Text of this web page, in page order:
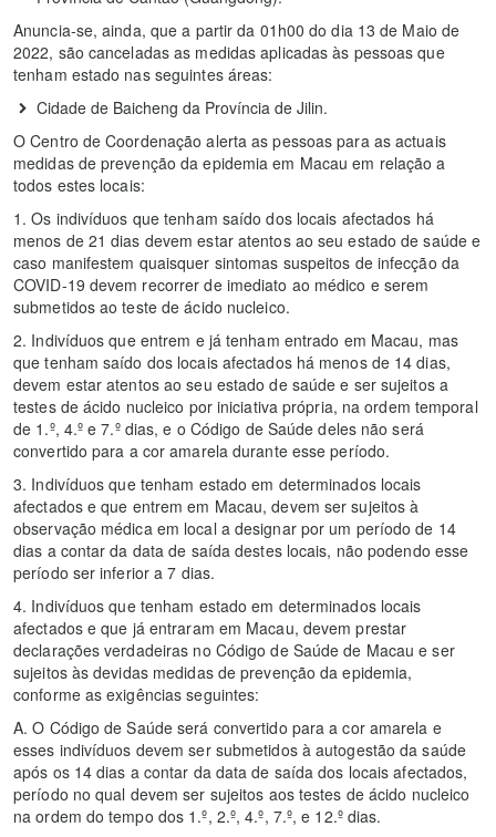
Anuncia-se, ainda, que a partir da 01h00 do dia 13 de Maio de
2022, são canceladas as medidas aplicadas às pessoas que
tenham estado nas seguintes áreas:
Cidade de Baicheng da Província de Jilin.
O Centro de Coordenação alerta as pessoas para as actuais
medidas de prevenção da epidemia em Macau em relação a
todos estes locais:
1. Os indivíduos que tenham saído dos locais afectados há
menos de 21 dias devem estar atentos ao seu estado de saúde e
caso manifestem quaisquer sintomas suspeitos de infecção da
COVID-19 devem recorrer de imediato ao médico e serem
submetidos ao teste de ácido nucleico.
2. Indivíduos que entrem e já tenham entrado em Macau, mas
que tenham saído dos locais afectados há menos de 14 dias,
devem estar atentos ao seu estado de saúde e ser sujeitos a
testes de ácido nucleico por iniciativa própria, na ordem temporal
de 1.º, 4.º e 7.º dias, e o Código de Saúde deles não será
convertido para a cor amarela durante esse período.
3. Indivíduos que tenham estado em determinados locais
afectados e que entrem em Macau, devem ser sujeitos à
observação médica em local a designar por um período de 14
dias a contar da data de saída destes locais, não podendo esse
período ser inferior a 7 dias.
4. Indivíduos que tenham estado em determinados locais
afectados e que já entraram em Macau, devem prestar
declarações verdadeiras no Código de Saúde de Macau e ser
sujeitos às devidas medidas de prevenção da epidemia,
conforme as exigências seguintes:
A. O Código de Saúde será convertido para a cor amarela e
esses indivíduos devem ser submetidos à autogestão da saúde
após os 14 dias a contar da data de saída dos locais afectados,
período no qual devem ser sujeitos aos testes de ácido nucleico
na ordem do tempo dos 1.º, 2.º, 4.º, 7.º, e 12.º dias.